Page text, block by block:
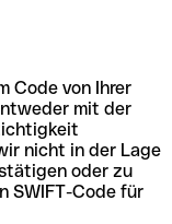
Code von Ihrer
mit der
nicht in der Lage
oder zu
SWIFT-Code für